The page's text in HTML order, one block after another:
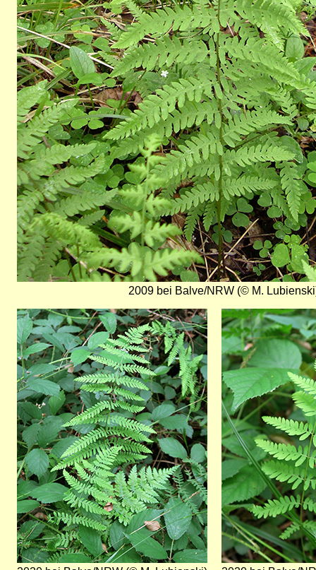
2009 bei Balve/NRW (© M.
Bild
Bild